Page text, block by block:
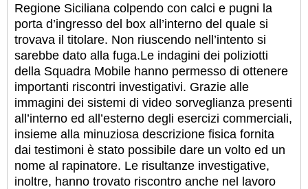
Regione Siciliana colpendo con calci e pugni la
porta d’ingresso del box all’interno del quale si
trovava il titolare. Non riuscendo nell’intento si
sarebbe dato alla fuga.Le indagini dei poliziotti
della Squadra Mobile hanno permesso di ottenere
importanti riscontri investigativi. Grazie alle
immagini dei sistemi di video sorveglianza presenti
all’interno ed all’esterno degli esercizi commerciali,
insieme alla minuziosa descrizione fisica fornita
dai testimoni è stato possibile dare un volto ed un
nome al rapinatore. Le risultanze investigative,
inoltre, hanno trovato riscontro anche nel lavoro